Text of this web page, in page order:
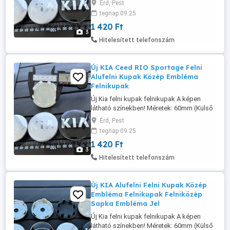
3
információk és rendelés a weboldalon
érhető el: www. felni-kupak .hu Szállítás
megoldható Foxpost automatába, és
házhoz futárral!
Érd, Pest
tegnap 09:25
1 420 Ft
Hitelesített telefonszám
3
Új KIA Ceed RIO Sportage Felni
Alufelni Kupak Közép Embléma
Felnikupak
Új Kia felni kupak felnikupak A képen
látható színekben! Méretek: 60mm (Külső
átmérő) 58mm (Külső átmérő) - C5314K58
1420-Ft db További méretek, információk
és rendelés a weboldalon érhető el: www.
felni-kupak .hu Szállítás megoldható
Foxpost automatába, és házhoz futárral!
Érd, Pest
tegnap 09:25
1 420 Ft
Hitelesített telefonszám
Új KIA Alufelni Felni Kupak Közép
Embléma Felnikupak Felniközép
Sapka Embléma Jel
Új Kia felni kupak felnikupak A képen
látható színekben! Méretek: 60mm (Külső